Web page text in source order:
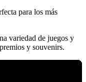
para los más
variedad de juegos y
y souvenirs.